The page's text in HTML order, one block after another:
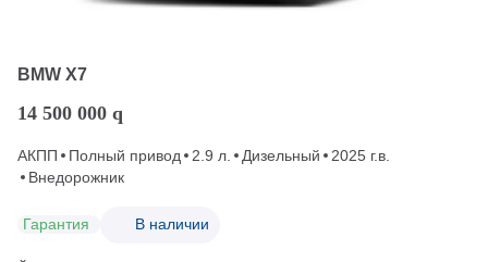
BMW X7
14 500 000 q
АКПП Полный привод 2.9 л. Дизельный
2025 г.в.
Внедорожник
Гарантия В наличии